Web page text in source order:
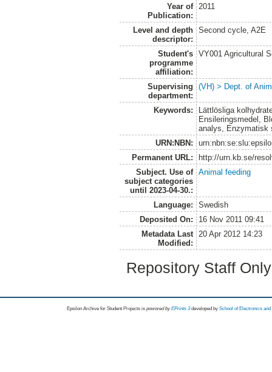
Year of
Publication:
2011
Level and depth
descriptor:
Second cycle, A2E
Student's
programme
affiliation:
VY001 Agricultural
Supervising
department:
(VH) > Dept. of
Keywords:
Lättlösliga
Ensileringsmedel,
analys, Enzymatisk
URN:NBN:
Permanent URL:
http://urn.kb.se/
Subject. Use of
subject categories
until 2023-04-30.:
Animal feeding
Language:
Swedish
Deposited On:
16 Nov 2011 09:41
Metadata Last
Modified:
20 Apr 2012 14:23
Repository Staff
Epsilon Archive for Student Projects is powored byEPrints 3 developed by School of Electronics